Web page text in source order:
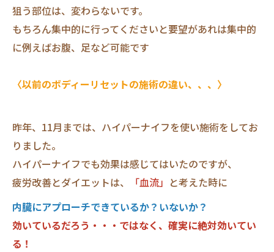
狙う部位は、変わらないです。
もちろん集中的に行ってくださいと要望があれは集中的
に例えばお腹、足など可能です
〈以前のボディーリセットの施術の違い、、、〉
昨年、11月までは、ハイパーナイフを使い施術をしてお
りました。
ハイパーナイフでも効果は感じてはいたのですが、
疲労改善とダイエットは、
「血流」 と考えた時に
内臓にアプローチできているか？いないか？
効いているだろう・・・ではなく、確実に絶対効いてい
る！